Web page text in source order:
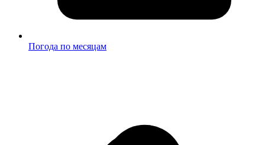
Погода по месяцам